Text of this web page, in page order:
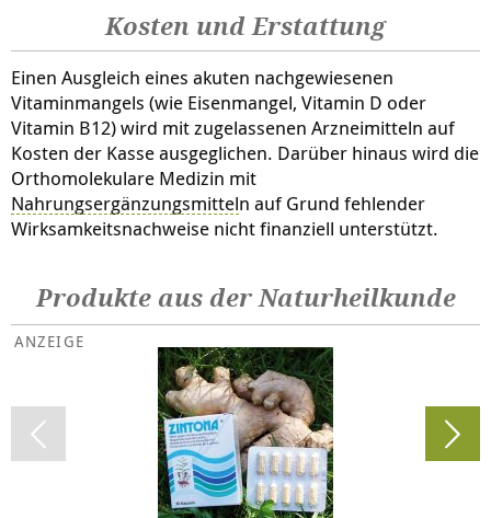
Kosten und Erstattung
Einen Ausgleich eines akuten nachgewiesenen
Vitaminmangels (wie Eisenmangel, Vitamin D oder
Vitamin B12) wird mit zugelassenen Arzneimitteln auf
Kosten der Kasse ausgeglichen. Darüber hinaus wird die
Orthomolekulare Medizin mit
Nahrungsergänzungsmitteln auf Grund fehlender
Wirksamkeitsnachweise nicht finanziell unterstützt.
Produkte aus der Naturheilkunde